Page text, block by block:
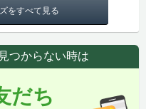
をすべて見る
つからない時は
だち